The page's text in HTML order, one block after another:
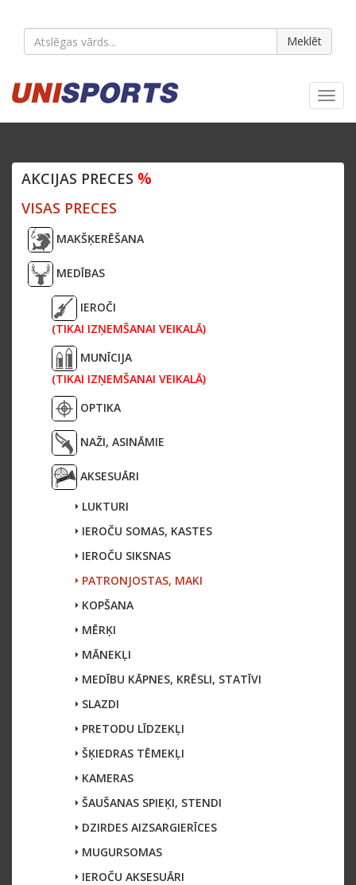
Meklēt
AKCIJAS PRECES %
VISAS PRECES
MAKŠĶERĒŠANA
MEDĪBAS
IEROČI
(TIKAI IZŅEMŠANAI VEIKALĀ)
MUNĪCIJA
(TIKAI IZŅEMŠANAI VEIKALĀ)
OPTIKA
NAŽI, ASINĀMIE
AKSESUĀRI
LUKTURI
IEROČU SOMAS, KASTES
IEROČU SIKSNAS
PATRONJOSTAS, MAKI
KOPŠANA
MĒRĶI
MĀNEKĻI
MEDĪBU KĀPNES, KRĒSLI, STATĪVI
SLAZDI
PRETODU LĪDZEKĻI
ŠĶIEDRAS TĒMEKĻI
KAMERAS
ŠAUŠANAS SPIEĶI, STENDI
DZIRDES AIZSARGIERĪCES
MUGURSOMAS
IEROČU AKSESUĀRI